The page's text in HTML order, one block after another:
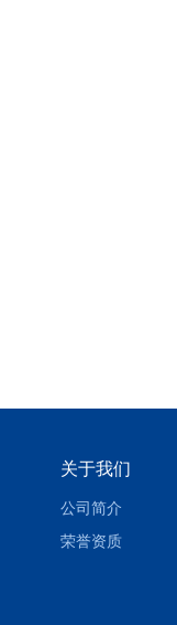
关于我们
公司简介
荣誉资质